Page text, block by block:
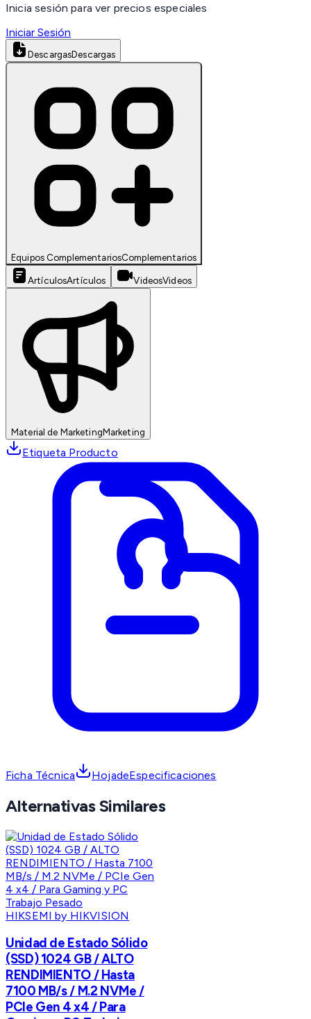
Inicia sesión para ver precios especiales
Iniciar Sesión
DescargasDescargas
Equipos ComplementariosComplementarios
ArtículosArtículos VideosVideos
Material de MarketingMarketing
Etiqueta Producto
Ficha Técnica HojadeEspecificaciones
Alternativas Similares
HIKSEMI by HIKVISION
Unidad de Estado Sólido
(SSD) 1024 GB / ALTO
RENDIMIENTO / Hasta
7100 MB/s / M.2 NVMe /
PCIe Gen 4 x4 / Para